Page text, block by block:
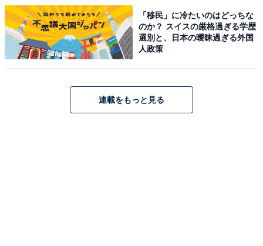
中にも豚角煮がごろっと入っている
半分に切ってみると、中にも豚角煮が入っています。ご
ろごろしているので、食べ応えもありますよ。
そして何より、お米がおいしいです。お米自体は硬めに
炊かれているので、一粒一粒がしっかりとしていまし
「移民」に冷たいのはどっちな
のか？ スイスの厳格過ぎる学歴
選別と、日本の曖昧過ぎる外国
人政策
連載をもっと見る